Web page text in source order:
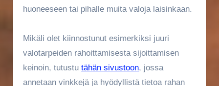
huoneeseen tai pihalle muita valoja laisinkaan.
Mikäli olet kiinnostunut esimerkiksi juuri
valotarpeiden rahoittamisesta sijoittamisen
keinoin, tutustutähän sivustoon, jossa
annetaan vinkkejä ja hyödyllistä tietoa rahan